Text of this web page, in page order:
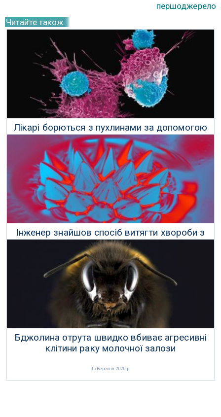
першоджерело
Читайте також:
Лікарі борються з пухлинами за допомогою
генномодифікованого вірусу
04 Вересня 2020 р.
Інженер знайшов спосіб витягти хвороби з
крові за допомогою магнітів
12 Листопада 2019 р.
Бджолина отрута швидко вбиває агресивні
клітини раку молочної залози
05 Вересня 2020 р.